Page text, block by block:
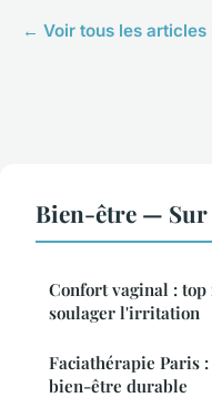
← Voir tous les articles
Bien-être — Sur
Confort vaginal :
soulager l'irritation
Faciathérapie Paris
bien-être durable